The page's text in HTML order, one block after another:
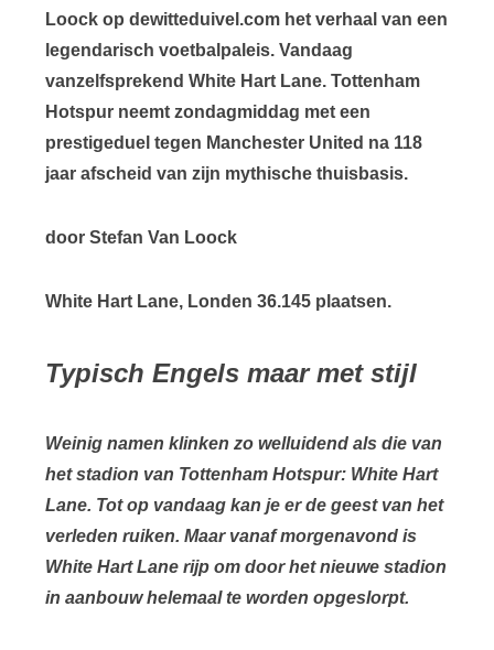
Loock op dewitteduivel.com het verhaal van een
legendarisch voetbalpaleis. Vandaag
vanzelfsprekend White Hart Lane. Tottenham
Hotspur neemt zondagmiddag met een
prestigeduel tegen Manchester United na 118
jaar afscheid van zijn mythische thuisbasis.
door Stefan Van Loock
White Hart Lane, Londen 36.145 plaatsen.
Typisch Engels maar met stijl
Weinig namen klinken zo welluidend als die van
het stadion van Tottenham Hotspur: White Hart
Lane. Tot op vandaag kan je er de geest van het
verleden ruiken. Maar vanaf morgenavond is
White Hart Lane rijp om door het nieuwe stadion
in aanbouw helemaal te worden opgeslorpt.